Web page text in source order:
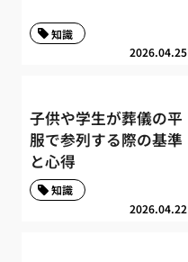
2026.04.25
知識
子供や学生が葬儀の平
服で参列する際の基準
と心得
2026.04.22
知識